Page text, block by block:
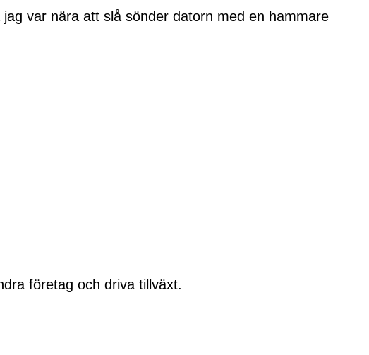
var nära att slå sönder datorn med en hammare
företag och driva tillväxt.